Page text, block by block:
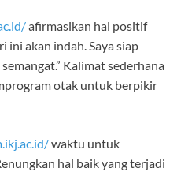
afirmasikan hal positif
ini akan indah. Saya siap
Kalimat sederhana
otak untuk berpikir
waktu untuk
hal baik yang terjadi